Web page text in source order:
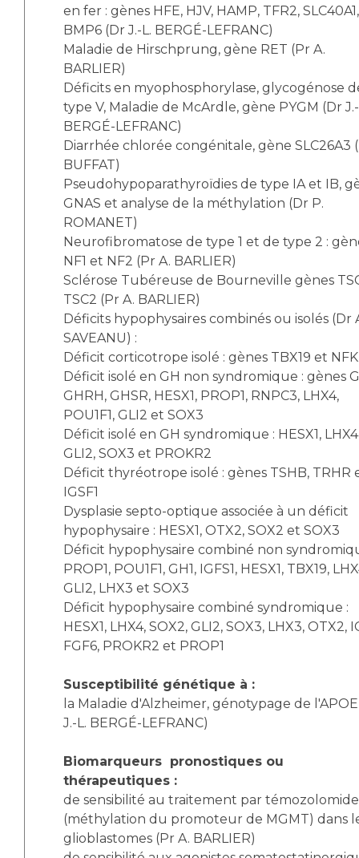
en fer : gènes HFE, HJV, HAMP, TFR2,
BMP6 (Dr J.-L. BERGÉ-LEFRANC)
Maladie de Hirschprung, gène RET (Pr A.
BARLIER)
Déficits en myophosphorylase, glycogénose
type V, Maladie de McArdle, gène PYGM (Dr
BERGÉ-LEFRANC)
Diarrhée chlorée congénitale, gène SLC26A3
BUFFAT)
Pseudohypoparathyroïdies de type IA et IB,
GNAS et analyse de la méthylation (Dr P.
ROMANET)
Neurofibromatose de type 1 et de type 2 :
NF1 et NF2 (Pr A. BARLIER)
Sclérose Tubéreuse de Bourneville gènes
TSC2 (Pr A. BARLIER)
Déficits hypophysaires combinés ou isolés (Dr
SAVEANU) :
Déficit corticotrope isolé : gènes TBX19 et
Déficit isolé en GH non syndromique : gènes
GHRH, GHSR, HESX1, PROP1, RNPC3, LHX4,
POU1F1, GLI2 et SOX3
Déficit isolé en GH syndromique : HESX1,
GLI2, SOX3 et PROKR2
Déficit thyréotrope isolé : gènes TSHB, TRHR
IGSF1
Dysplasie septo-optique associée à un déficit
hypophysaire : HESX1, OTX2, SOX2 et SOX3
Déficit hypophysaire combiné non
PROP1, POU1F1, GH1, IGFS1, HESX1, TBX19,
GLI2, LHX3 et SOX3
Déficit hypophysaire combiné syndromique :
HESX1, LHX4, SOX2, GLI2, SOX3, LHX3, OTX2,
FGF6, PROKR2 et PROP1
Susceptibilité génétique à :
la Maladie d'Alzheimer, génotypage de
J.-L. BERGÉ-LEFRANC)
Biomarqueurs pronostiques ou
thérapeutiques :
de sensibilité au traitement par témozolomide
(méthylation du promoteur de MGMT) dans
glioblastomes (Pr A. BARLIER)